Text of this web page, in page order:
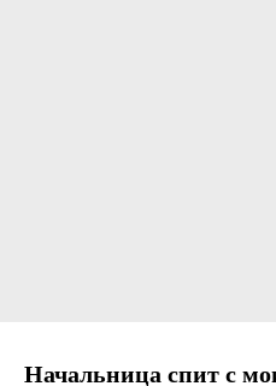
Начальница спит с